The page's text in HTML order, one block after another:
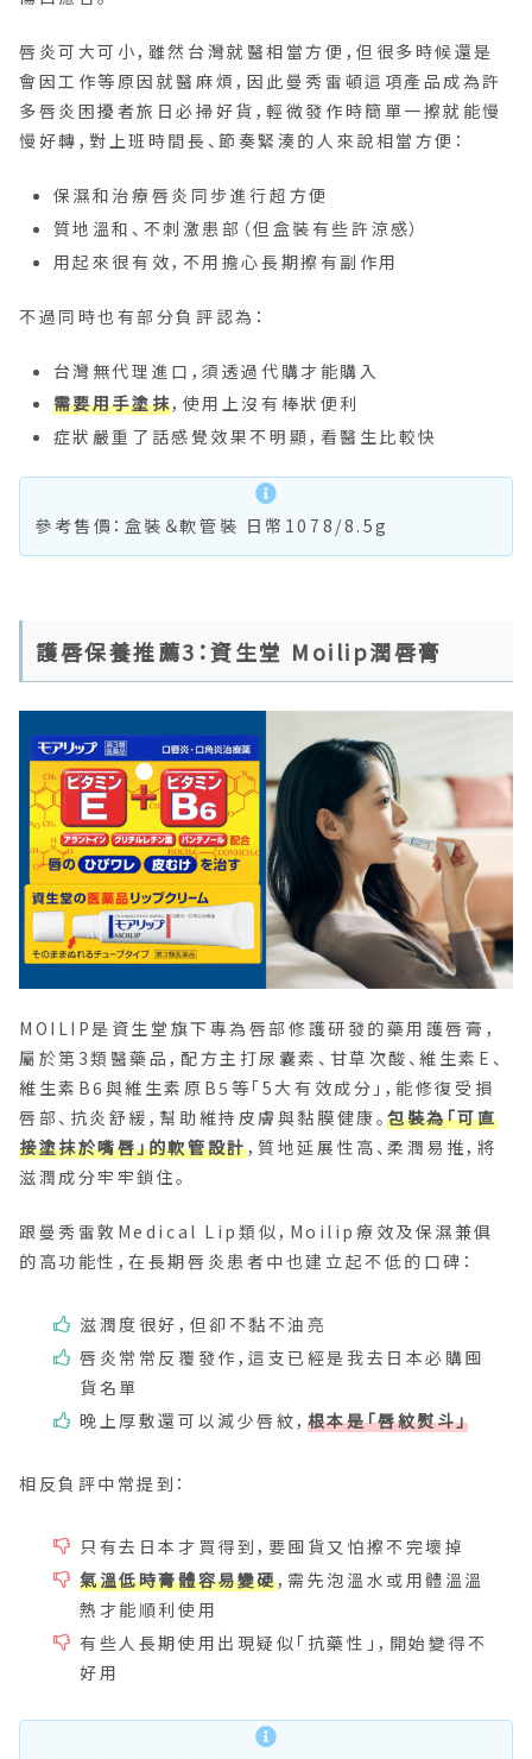
唇炎可大可小，雖然台灣就醫相當方便，但很多時候還是
會因工作等原因就醫麻煩，因此曼秀雷頓這項產品成為許
多唇炎困擾者旅日必掃好貨，輕微發作時簡單一擦就能慢
慢好轉，對上班時間長、節奏緊湊的人來說相當方便：
保濕和治療唇炎同步進行超方便
質地溫和、不刺激患部（但盒裝有些許涼感）
用起來很有效，不用擔心長期擦有副作用
不過同時也有部分負評認為：
台灣無代理進口，須透過代購才能購入
需要用手塗抹，使用上沒有棒狀便利
症狀嚴重了話感覺效果不明顯，看醫生比較快
參考售價：盒裝＆軟管裝 日幣1078/8.5g
護唇保養推薦3：資生堂 Moilip潤唇膏
MOILIP是資生堂旗下專為唇部修護研發的藥用護唇膏，
屬於第3類醫藥品，配方主打尿囊素、甘草次酸、維生素E、
維生素B6與維生素原B5等「5大有效成分」，能修復受損
唇部、抗炎舒緩，幫助維持皮膚與黏膜健康。包裝為「可直
接塗抹於嘴唇」的軟管設計，質地延展性高、柔潤易推，將
滋潤成分牢牢鎖住。
跟曼秀雷敦Medical Lip類似，Moilip療效及保濕兼俱
的高功能性，在長期唇炎患者中也建立起不低的口碑：
滋潤度很好，但卻不黏不油亮
唇炎常常反覆發作，這支已經是我去日本必購囤
貨名單
晚上厚敷還可以減少唇紋， 根本是「唇紋熨斗」
相反負評中常提到：
只有去日本才買得到，要囤貨又怕擦不完壞掉
氣溫低時膏體容易變硬，需先泡溫水或用體溫溫
熱才能順利使用
有些人長期使用出現疑似「抗藥性」，開始變得不
好用